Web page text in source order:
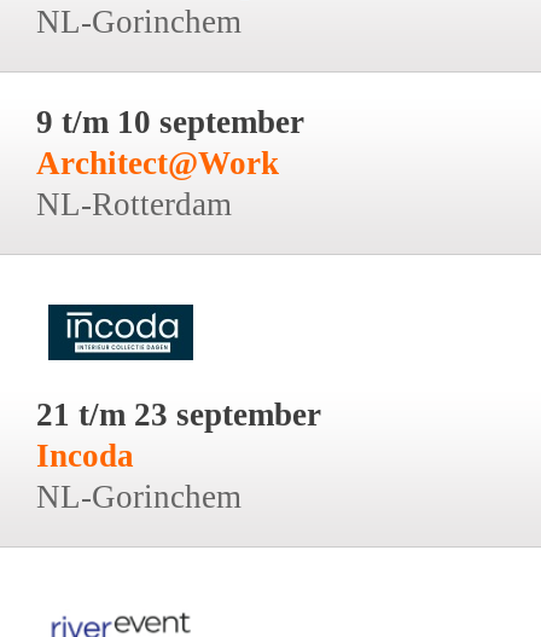
NL-Gorinchem
9 t/m 10 september
Architect@Work
NL-Rotterdam
21 t/m 23 september
Incoda
NL-Gorinchem